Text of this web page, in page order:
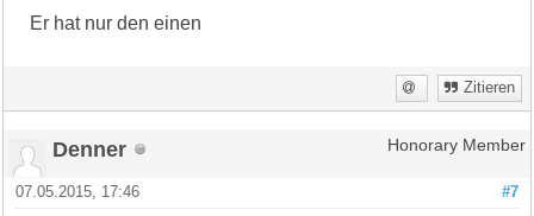
Er hat nur den einen
Zitieren
Denner Honorary Member
#7
07.05.2015, 17:46